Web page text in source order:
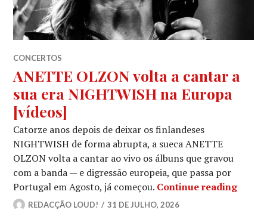
CONCERTOS
ANETTE OLZON volta a cantar a
sua era NIGHTWISH na Europa
[vídeos]
Catorze anos depois de deixar os finlandeses
NIGHTWISH de forma abrupta, a sueca ANETTE
OLZON volta a cantar ao vivo os álbuns que gravou
com a banda — e digressão europeia, que passa por
Portugal em Agosto, já começou. Continue reading
REDACÇÃO LOUD! 31 DE JULHO, 2026